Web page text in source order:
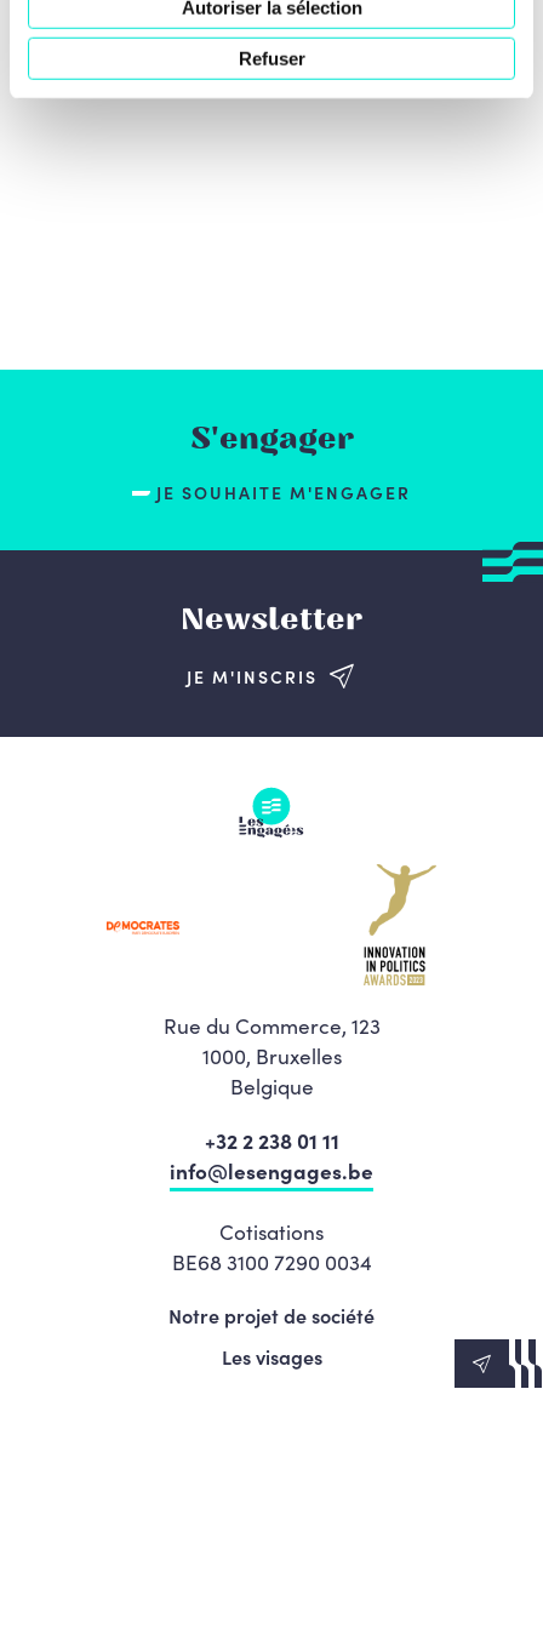
Autoriser la sélection
Refuser
S'engager
JE SOUHAITE M'ENGAGER
Newsletter
JE M'INSCRIS
Rue du Commerce, 123
1000, Bruxelles
Belgique
+32 2 238 01 11
info@lesengages.be
Cotisations
BE68 3100 7290 0034
Notre projet de société
Les visages